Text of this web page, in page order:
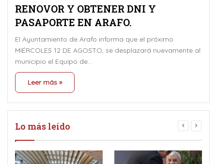
RENOVOR Y OBTENER DNI Y
PASAPORTE EN ARAFO.
El Ayuntamiento de Arafo informa que el próximo
MIÉRCOLES 12 DE AGOSTO, se desplazará nuevamente al
municipio el Equipo de…
Leer más »
Lo más leído